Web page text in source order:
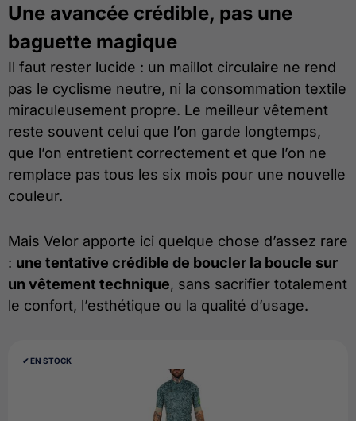
Une avancée crédible, pas une
baguette magique
Il faut rester lucide : un maillot circulaire ne rend
pas le cyclisme neutre, ni la consommation textile
miraculeusement propre. Le meilleur vêtement
reste souvent celui que l’on garde longtemps,
que l’on entretient correctement et que l’on ne
remplace pas tous les six mois pour une nouvelle
couleur.
Mais Velor apporte ici quelque chose d’assez rare
: une tentative crédible de boucler la boucle sur
un vêtement technique, sans sacrifier totalement
le confort, l’esthétique ou la qualité d’usage.
✔︎ EN STOCK